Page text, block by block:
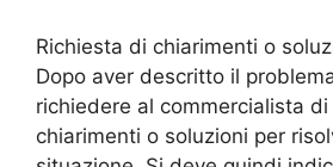
Richiesta di chiarimenti o
Dopo aver descritto il
richiedere al commercialista
chiarimenti o soluzioni per